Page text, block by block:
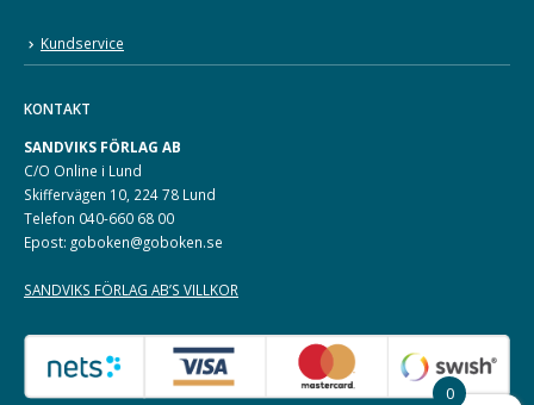
Kundservice
KONTAKT
SANDVIKS FÖRLAG AB
C/O Online i Lund
Skiffervägen 10, 224 78 Lund
Telefon 040-660 68 00
Epost: goboken@goboken.se
SANDVIKS FÖRLAG AB’S VILLKOR
0